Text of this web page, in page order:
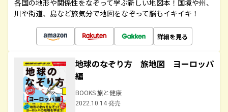
各国の地形や関係性をなぞって学ぶ新しい地図本！国境や州、
川や街道、島など旅気分で地図をなぞって脳もイキイキ！
詳細を見る
地球のなぞり方 旅地図 ヨーロッパ
編
BOOKS 旅と健康
2022.10.14 発売